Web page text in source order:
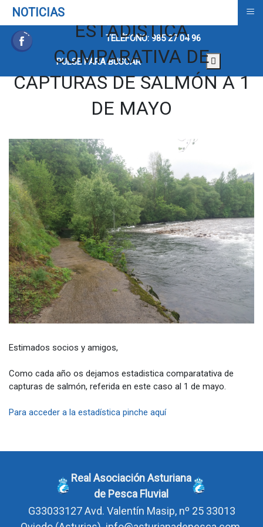
TELÉFONO: 985 27 04 96
PULSE PARA BUSCAR
ESTADISTICA
COMPARATIVA DE
CAPTURAS DE SALMÓN A 1
DE MAYO
Estimados socios y amigos,
Como cada año os dejamos estadistica comparatativa de
capturas de salmón, referida en este caso al 1 de mayo.
Para acceder a la estadística pinche aquí
Real Asociación Asturiana
de Pesca Fluvial
G33033127Avd. Valentín Masip, nº 25 33013
NOTICIAS ≡